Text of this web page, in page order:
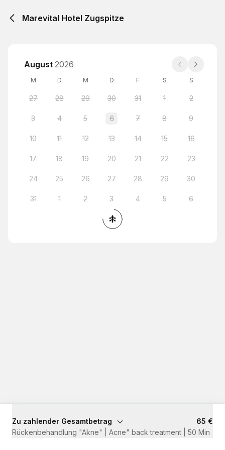
Marevital Hotel Zugspitze
August 2026
M D M D F S S
27 28 29 30 31 1 2
3 4 5 6 7 8 9
10 11 12 13 14 15 16
17 18 19 20 21 22 23
24 25 26 27 28 29 30
31 1 2 3 4 5 6
Zu zahlender Gesamtbetrag
65 €
Rückenbehandlung "Akne" | Acne" back treatment | 50 Min